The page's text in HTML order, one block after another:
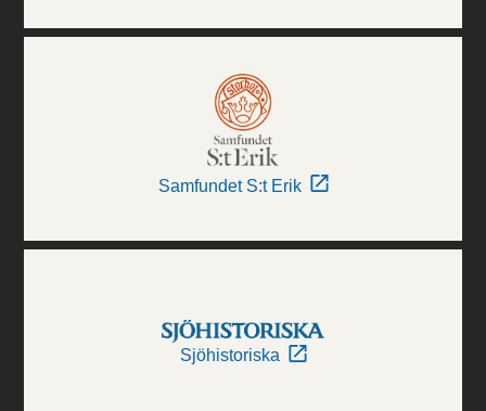
Samfundet S:t Erik
Sjöhistoriska